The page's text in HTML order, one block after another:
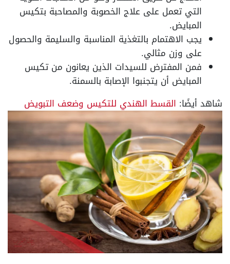
التي تعمل على علاج الخصوبة والمصاحبة بتكيس
المبايض.
يجب الاهتمام بالتغذية المناسبة والسليمة والحصول
على وزن مثالي.
فمن المفترض للسيدات الذين يعانون من تكيس
المبايض أن يتجنبوا الإصابة بالسمنة.
شاهد أيضًا: القسط الهندي للتكيس وضعف التبويض